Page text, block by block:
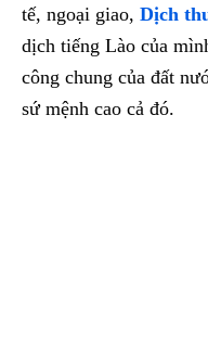
tế, ngoại giao, Dịch
dịch tiếng Lào của
công chung của đất
sứ mệnh cao cả đó.